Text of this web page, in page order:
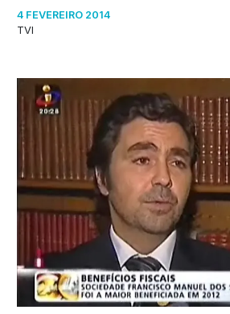
4 FEVEREIRO 2014
TVI